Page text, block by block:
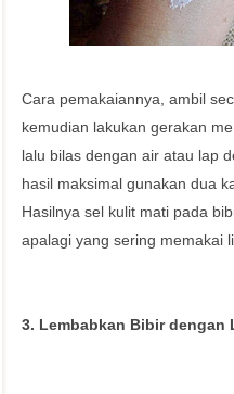
Cara pemakaiannya, ambil
kemudian lakukan gerakan
lalu bilas dengan air atau lap
hasil maksimal gunakan dua
Hasilnya sel kulit mati pada
apalagi yang sering memakai
3. Lembabkan Bibir dengan